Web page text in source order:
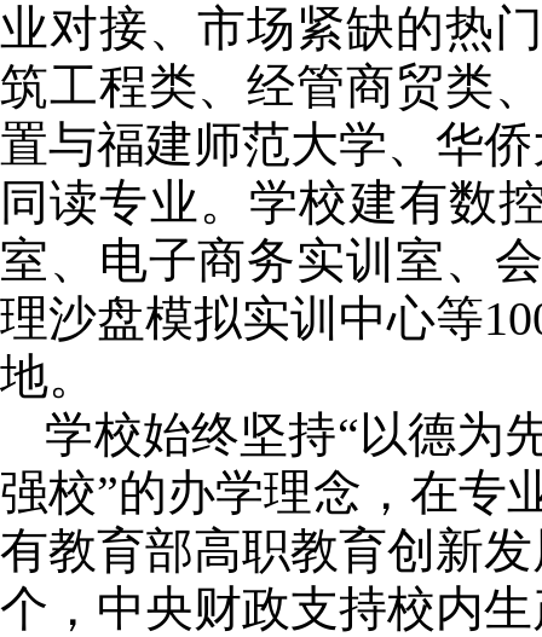
业对接、市场紧缺的热
筑工程类、经管商贸类
置与福建师范大学、华
同读专业。学校建有数
室、电子商务实训室、
理沙盘模拟实训中心等
地。
学校始终坚持“以德为
强校”的办学理念，在专
有教育部高职教育创新
个，中央财政支持校内